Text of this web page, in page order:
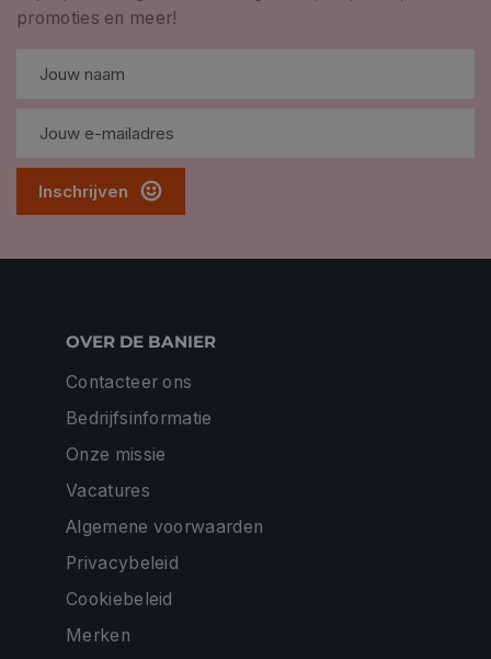
promoties en meer!
Inschrijven
OVER DE BANIER
Contacteer ons
Bedrijfsinformatie
Onze missie
Vacatures
Algemene voorwaarden
Privacybeleid
Cookiebeleid
Merken